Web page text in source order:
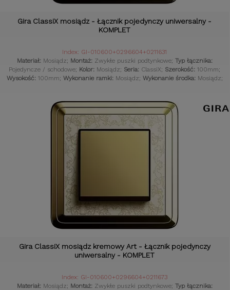
Gira ClassiX mosiądz - Łącznik pojedynczy uniwersalny -
KOMPLET
Index: GI-010600+0296604+0211631
Materiał: Mosiądz; Montaż: Zwykłe puszki podtynkowe; Typ łącznika:
Pojedyncze / schodowe; Kolor: Mosiądz; Seria: ClassiX; Szerokość: 100mm;
Wysokość: 100mm; Wykonanie ramki: Mosiądz; Wykonanie środka: Mosiądz;
Gira ClassiX mosiądz kremowy Art - Łącznik pojedynczy
uniwersalny - KOMPLET
Index: GI-010600+0296604+0211673
Materiał: Mosiądz; Montaż: Zwykłe puszki podtynkowe; Typ łącznika: